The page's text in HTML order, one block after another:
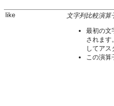
like 文字列比較演算
最初の文
されます
してアス
この演算